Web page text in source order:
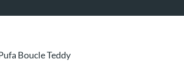
Boucle Teddy